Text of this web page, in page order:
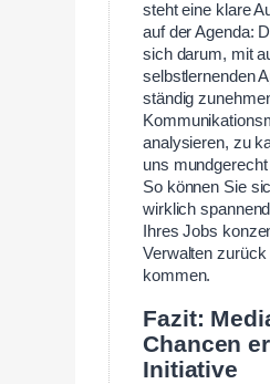
steht eine klare
auf der Agenda:
sich darum, mit
selbstlernenden
ständig
analysieren, zu
uns
So können Sie
wirklich
Ihres Jobs
Verwalten
kommen.
Fazit:
Chancen
Initiative